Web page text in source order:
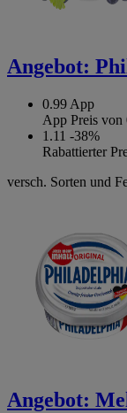
Angebot:
0.99 App
App Preis von
1.11 -38%
Rabattierter
versch. Sorten und
Angebot: